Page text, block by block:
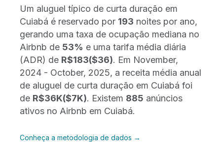
Um aluguel típico de curta duração em
Cuiabá é reservado por 193 noites por ano,
gerando uma taxa de ocupação mediana no
Airbnb de 53% e uma tarifa média diária
(ADR) de R$183($36). Em November,
2024 - October, 2025, a receita média anual
de aluguel de curta duração em Cuiabá foi
de R$36K($7K). Existem 885 anúncios
ativos no Airbnb em Cuiabá.
Conheça a metodologia de dados →